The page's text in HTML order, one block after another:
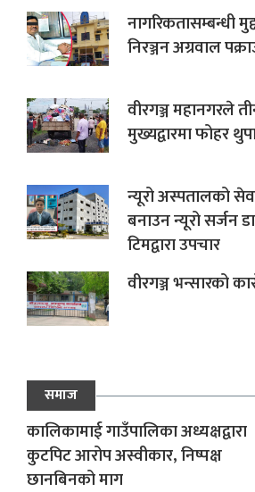
नागरिकतासम्बन्धी
निरञ्जन अग्रवाल
वीरगञ्ज महानगरले
मुख्यद्वारमा फोहर
न्यूरो अस्पतालको
बनाउन न्यूरो सर्जन
टिमद्वारा उपचार
वीरगञ्ज भन्सारको
समाज
कालिकामाई गाउँपालिका अध्यक्षद्वारा
कुटपिट आरोप अस्वीकार, निष्पक्ष
छानबिनको माग